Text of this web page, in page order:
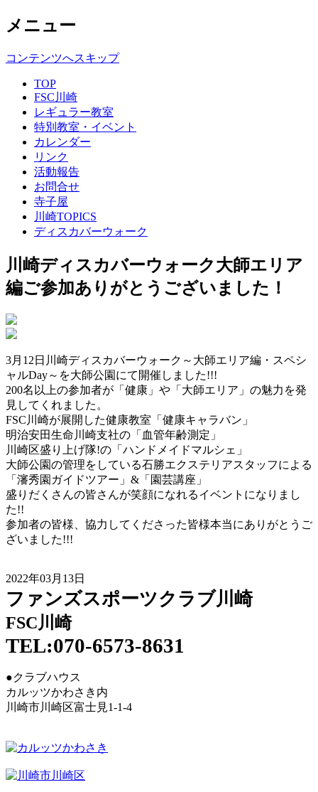
メニュー
コンテンツへスキップ
TOP
FSC川崎
レギュラー教室
特別教室・イベント
カレンダー
リンク
活動報告
お問合せ
寺子屋
川崎TOPICS
ディスカバーウォーク
川崎ディスカバーウォーク大師エリア
編ご参加ありがとうございました！
3月12日川崎ディスカバーウォーク～大師エリア編・スペシ
ャルDay～を大師公園にて開催しました!!!
200名以上の参加者が「健康」や「大師エリア」の魅力を発
見してくれました。
FSC川崎が展開した健康教室「健康キャラバン」
明治安田生命川崎支社の「血管年齢測定」
川崎区盛り上げ隊!の「ハンドメイドマルシェ」
大師公園の管理をしている石勝エクステリアスタッフによる
「瀋秀園ガイドツアー」&「園芸講座」
盛りだくさんの皆さんが笑顔になれるイベントになりまし
た!!
参加者の皆様、協力してくださった皆様本当にありがとうご
ざいました!!!
2022年03月13日
ファンズスポーツクラブ川崎
FSC川崎
TEL:070-6573-8631
●クラブハウス
カルッツかわさき内
川崎市川崎区富士見1-1-4